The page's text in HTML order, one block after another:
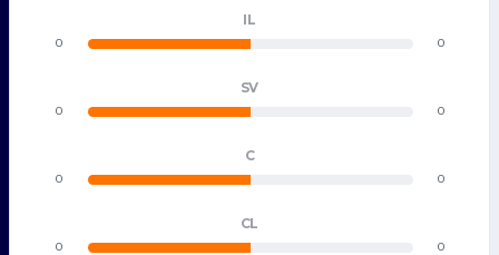
IL
0 0
SV
0 0
C
0 0
CL
0 0